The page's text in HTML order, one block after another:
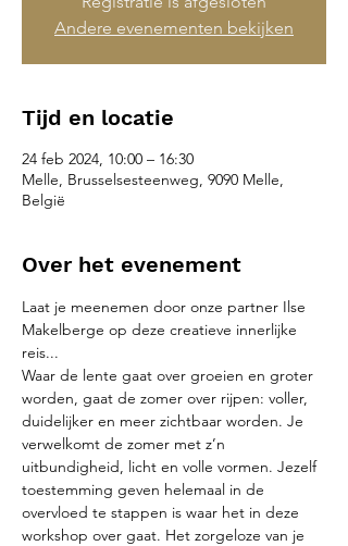
Andere evenementen bekijken
Tijd en locatie
24 feb 2024, 10:00 – 16:30
Melle, Brusselsesteenweg, 9090 Melle,
België
Over het evenement
Laat je meenemen door onze partner Ilse
Makelberge op deze creatieve innerlijke
reis...
Waar de lente gaat over groeien en groter
worden, gaat de zomer over rijpen: voller,
duidelijker en meer zichtbaar worden. Je
verwelkomt de zomer met z’n
uitbundigheid, licht en volle vormen. Jezelf
toestemming geven helemaal in de
overvloed te stappen is waar het in deze
workshop over gaat. Het zorgeloze van je